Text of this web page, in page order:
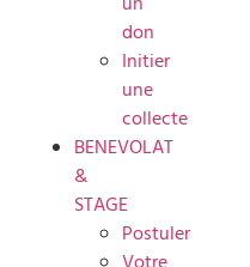
don
Initier
une
collecte
BENEVOLAT
&
STAGE
Postuler